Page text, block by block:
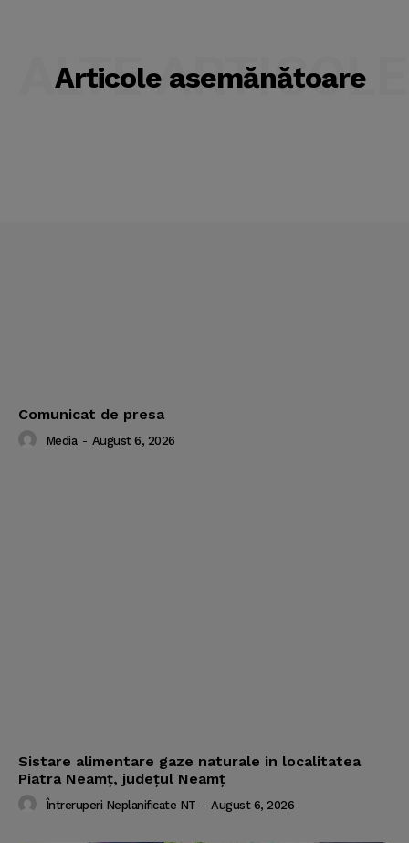
Articole asemănătoare
ALTE ARTICOLE
Comunicat de presa
Media - August 6, 2026
Sistare alimentare gaze naturale in localitatea
Piatra Neamț, județul Neamț
Întreruperi Neplanificate NT - August 6, 2026